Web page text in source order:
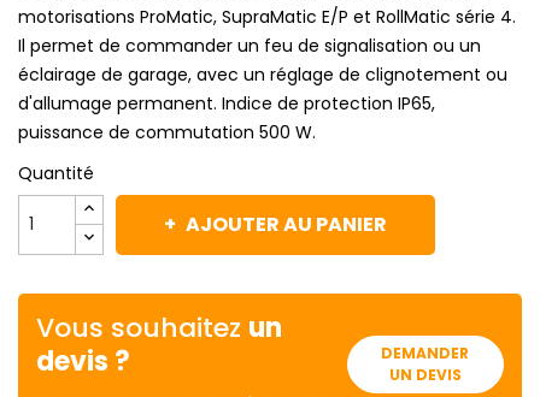
motorisations ProMatic, SupraMatic E/P et RollMatic série 4.
Il permet de commander un feu de signalisation ou un
éclairage de garage, avec un réglage de clignotement ou
d'allumage permanent. Indice de protection IP65,
puissance de commutation 500 W.
Quantité
AJOUTER AU PANIER
Vous souhaitez un
devis ?
DEMANDER
UN DEVIS